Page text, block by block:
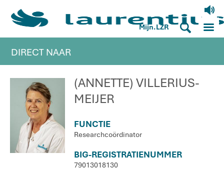
V
Mijn.LZR S M
DIRECT NAAR
(ANNETTE) VILLERIUS-
MEIJER
FUNCTIE
Researchcoördinator
BIG-REGISTRATIENUMMER
79013018130